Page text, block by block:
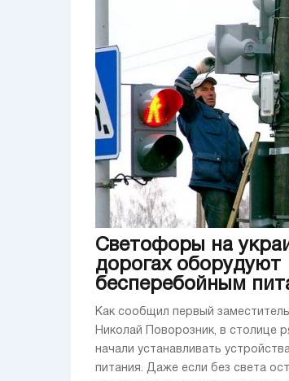
Светофоры на
дорогах оборудуют
бесперебойным
Как сообщил первый
Николай Поворозник, в столице
начали устанавливать
питания. Даже если без света